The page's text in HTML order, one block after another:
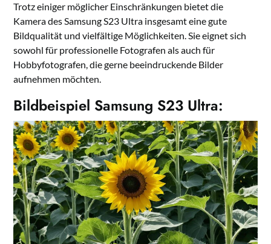
Trotz einiger möglicher Einschränkungen bietet die
Kamera des Samsung S23 Ultra insgesamt eine gute
Bildqualität und vielfältige Möglichkeiten. Sie eignet sich
sowohl für professionelle Fotografen als auch für
Hobbyfotografen, die gerne beeindruckende Bilder
aufnehmen möchten.
Bildbeispiel Samsung S23 Ultra: